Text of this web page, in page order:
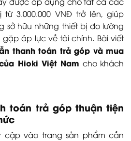
3.000.000 VNĐ trở lên, giúp
sở hữu những thiết bị đo lường
áp lực về tài chính. Bài viết
thanh toán trả góp và mua
Hioki Việt Nam cho khách
toán trả góp thuận tiện
cập vào trang sản phẩm cần